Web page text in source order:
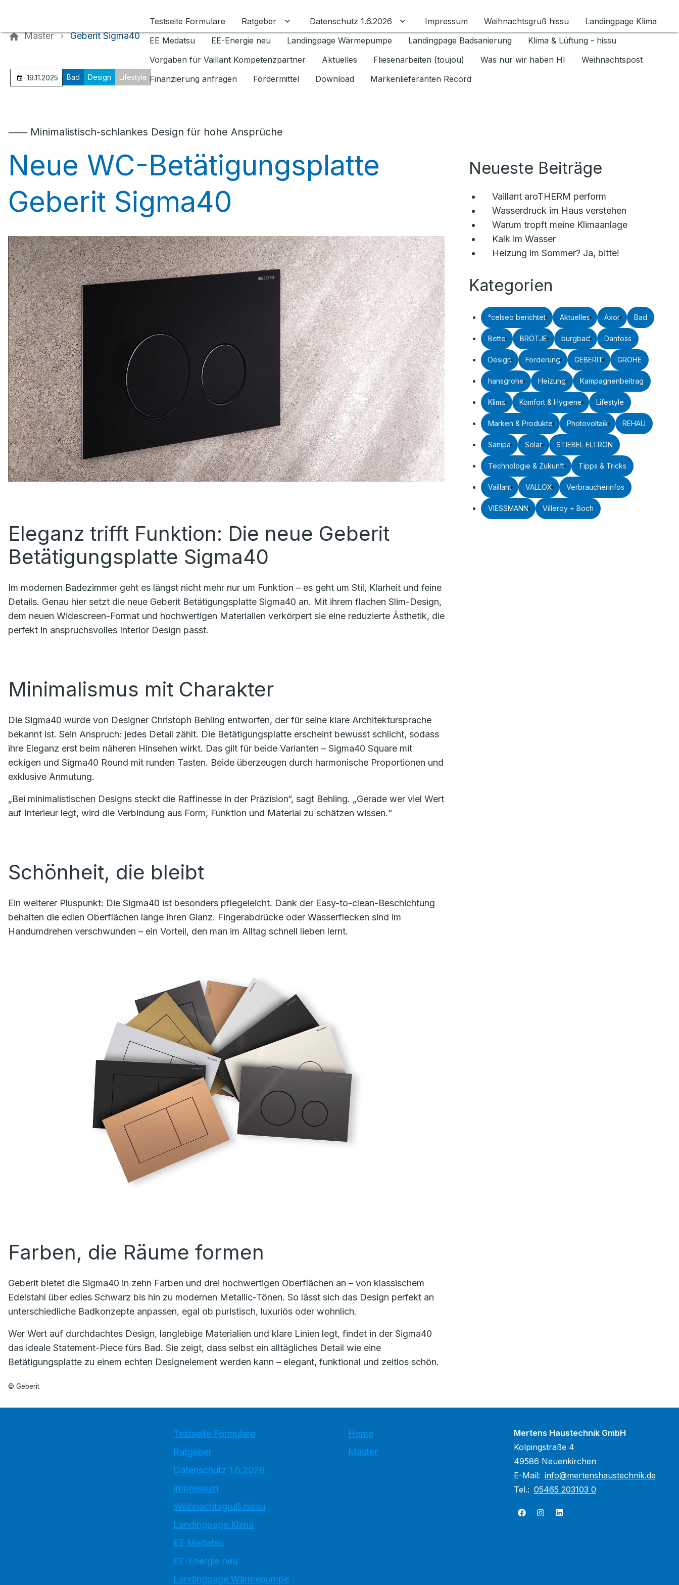
Testseite Formulare
Ratgeber Untermenü für Ratgeber umschalten
Datenschutz 1.6.2026 Untermenü für Datenschutz 1.6.2026 umschalten
Impressum Weihnachtsgruß hissu
Landingpage Klima
EE Medatsu
EE-Energie neu Landingpage Wärmepumpe Landingpage Badsanierung
Klima & Lüftung - hissu
Vorgaben für Vaillant Kompetenzpartner
Aktuelles Fliesenarbeiten (toujou) Was nur wir haben HI
Weihnachtspost
Finanzierung anfragen
Fördermittel Download Markenlieferanten Record
Master Geberit Sigma40
19.11.2025 Bad Design Lifestyle
⸺ Minimalistisch-schlankes Design für hohe Ansprüche
Neue WC-Betätigungsplatte
Geberit Sigma40
Eleganz trifft Funktion: Die neue Geberit
Betätigungsplatte Sigma40
Im modernen Badezimmer geht es längst nicht mehr nur um Funktion – es geht um Stil, Klarheit und feine
Details. Genau hier setzt die neue Geberit Betätigungsplatte Sigma40 an. Mit ihrem flachen Slim-Design,
dem neuen Widescreen-Format und hochwertigen Materialien verkörpert sie eine reduzierte Ästhetik, die
perfekt in anspruchsvolles Interior Design passt.
Minimalismus mit Charakter
Die Sigma40 wurde von Designer Christoph Behling entworfen, der für seine klare Architektursprache
bekannt ist. Sein Anspruch: jedes Detail zählt. Die Betätigungsplatte erscheint bewusst schlicht, sodass
ihre Eleganz erst beim näheren Hinsehen wirkt. Das gilt für beide Varianten – Sigma40 Square mit
eckigen und Sigma40 Round mit runden Tasten. Beide überzeugen durch harmonische Proportionen und
exklusive Anmutung.
„Bei minimalistischen Designs steckt die Raffinesse in der Präzision“, sagt Behling. „Gerade wer viel Wert
auf Interieur legt, wird die Verbindung aus Form, Funktion und Material zu schätzen wissen.“
Schönheit, die bleibt
Ein weiterer Pluspunkt: Die Sigma40 ist besonders pflegeleicht. Dank der Easy-to-clean-Beschichtung
behalten die edlen Oberflächen lange ihren Glanz. Fingerabdrücke oder Wasserflecken sind im
Handumdrehen verschwunden – ein Vorteil, den man im Alltag schnell lieben lernt.
Farben, die Räume formen
Geberit bietet die Sigma40 in zehn Farben und drei hochwertigen Oberflächen an – von klassischem
Edelstahl über edles Schwarz bis hin zu modernen Metallic-Tönen. So lässt sich das Design perfekt an
unterschiedliche Badkonzepte anpassen, egal ob puristisch, luxuriös oder wohnlich.
Wer Wert auf durchdachtes Design, langlebige Materialien und klare Linien legt, findet in der Sigma40
das ideale Statement-Piece fürs Bad. Sie zeigt, dass selbst ein alltägliches Detail wie eine
Betätigungsplatte zu einem echten Designelement werden kann – elegant, funktional und zeitlos schön.
© Geberit
Neueste Beiträge
Vaillant aroTHERM perform
Wasserdruck im Haus verstehen
Warum tropft meine Klimaanlage
Kalk im Wasser
Heizung im Sommer? Ja, bitte!
Kategorien
°celseo berichtet Aktuelles Axor Bad
Bette BRÖTJE burgbad Danfoss
Design Förderung GEBERIT GROHE
hansgrohe Heizung Kampagnenbeitrag
Klima Komfort & Hygiene Lifestyle
Marken & Produkte Photovoltaik REHAU
Sanipa Solar STIEBEL ELTRON
Technologie & Zukunft Tipps & Tricks
Vaillant VALLOX Verbraucherinfos
VIESSMANN Villeroy + Boch
Testseite Formulare
Ratgeber
Datenschutz 1.6.2026
Impressum
Weihnachtsgruß hissu
Landingpage Klima
EE Medatsu
EE-Energie neu
Landingpage Wärmepumpe
Home
Master
Mertens Haustechnik GmbH
Kolpingstraße 4
49586 Neuenkirchen
E-Mail: info@mertenshaustechnik.de
Tel.: 05465 203103 0